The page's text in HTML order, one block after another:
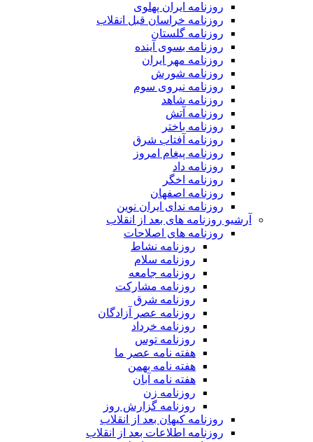
روزنامه ایران پهلوی
روزنامه خراسان قبل انقلاب
روزنامه گلستان
روزنامه بسوی آینده
روزنامه مهر ایران
روزنامه شورش
روزنامه نیروی سوم
روزنامه شاهد
روزنامه آتش
روزنامه باختر
روزنامه آفتاب شرق
روزنامه پیغام امروز
روزنامه داد
روزنامه اخگر
روزنامه اصفهان
روزنامه ندای ایران نوین
آرشیو روزنامه های بعد از انقلاب
روزنامه های اصلاحات
روزنامه نشاط
روزنامه سلام
روزنامه جامعه
روزنامه مشارکت
روزنامه شرق
روزنامه عصر آزادگان
روزنامه خرداد
روزنامه توس
هفته نامه عصر ما
هفته نامه بهمن
هفته نامه آبان
روزنامه زن
روزنامه گزارش روز
روزنامه کیهان بعد از انقلاب
روزنامه اطلاعات بعد از انقلاب